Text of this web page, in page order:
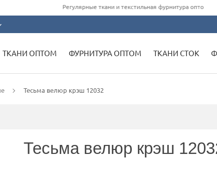
Регулярные ткани и текстильная фурнитура оптом
ТКАНИ ОПТОМ ФУРНИТУРА ОПТОМ ТКАНИ СТОК
Тесьма велюр крэш 12032
Тесьма велюр крэш